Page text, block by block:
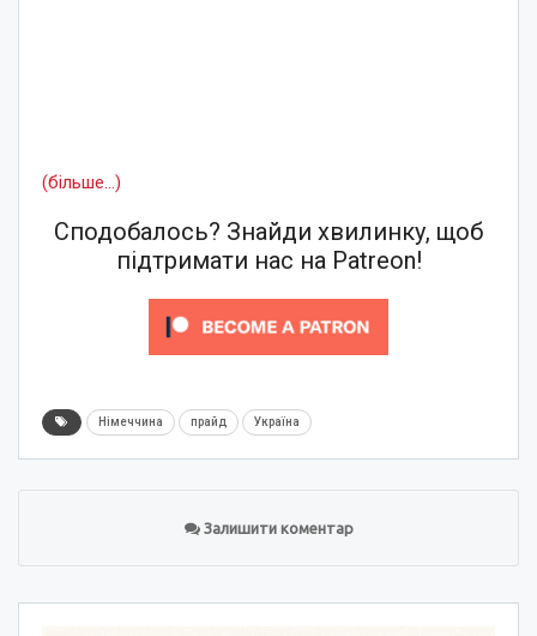
(більше…)
Сподобалось? Знайди хвилинку, щоб
підтримати нас на Patreon!
Німеччина прайд Україна
Залишити коментар